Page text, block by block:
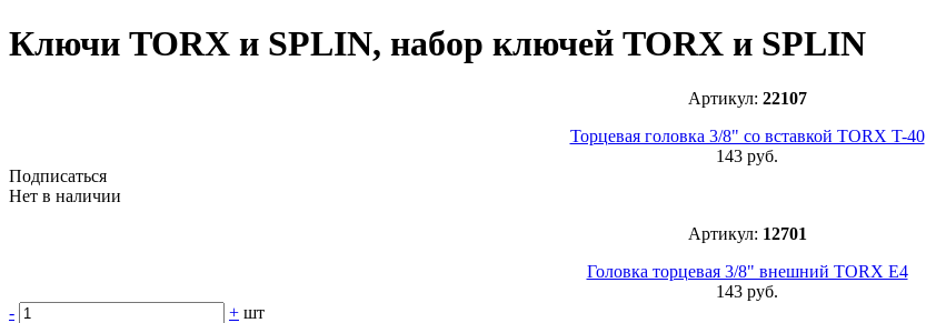
Ключи TORX и SPLIN, набор ключей TORX и SPLIN
Артикул: 22107
Торцевая головка 3/8" со вставкой TORX T-40
143 руб.
Подписаться
Нет в наличии
Артикул: 12701
Головка торцевая 3/8" внешний TORX E4
143 руб.
-
+ шт